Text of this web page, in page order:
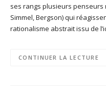
ses rangs plusieurs penseurs
Simmel, Bergson) qui
rationalisme abstrait issu de
CONTINUER LA LECTURE